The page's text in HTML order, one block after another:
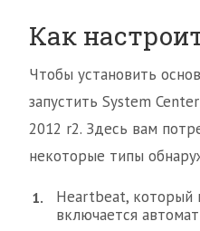
Как
Чтобы установить
запустить System
2012 r2. Здесь вам
некоторые типы
Heartbeat, который
включается